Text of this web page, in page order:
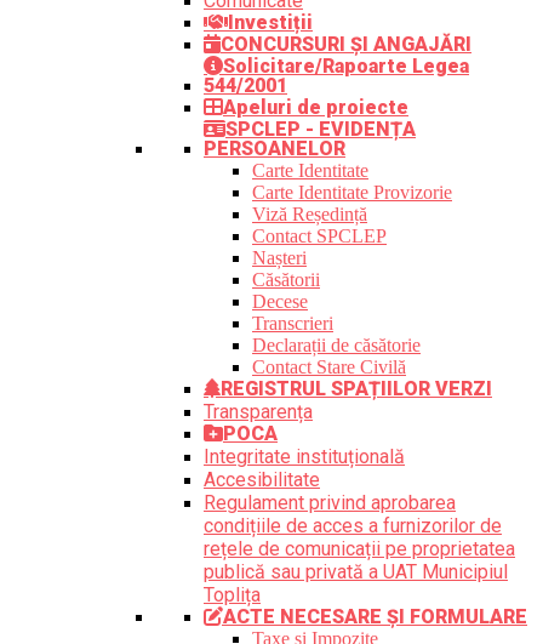
Investiții
CONCURSURI ȘI ANGAJĂRI
Solicitare/Rapoarte Legea
544/2001
Apeluri de proiecte
SPCLEP - EVIDENȚA
PERSOANELOR
Carte Identitate
Carte Identitate Provizorie
Viză Reședință
Contact SPCLEP
Nașteri
Căsătorii
Decese
Transcrieri
Declarații de căsătorie
Contact Stare Civilă
REGISTRUL SPAȚIILOR VERZI
Transparența
POCA
Integritate instituțională
Accesibilitate
Regulament privind aprobarea
condițiile de acces a furnizorilor de
rețele de comunicații pe proprietatea
publică sau privată a UAT Municipiul
Toplița
ACTE NECESARE ȘI FORMULARE
Taxe și Impozite